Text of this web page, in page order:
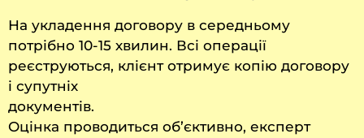
На укладення договору в середньому
потрібно 10-15 хвилин. Всі операції
реєструються, клієнт отримує копію договору
і супутніх
документів.
Оцінка проводиться об’єктивно, експерт